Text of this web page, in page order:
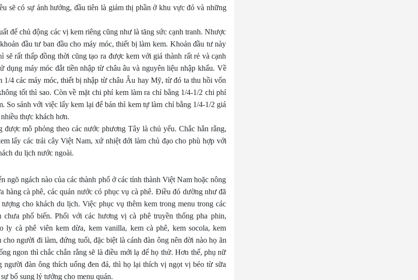
sẽ có sự ảnh hưởng, đầu tiên là giảm thị phần ở khu vực đó và những
để chủ động các vị kem riêng cũng như là tăng sức cạnh tranh. Nhược
đầu tư ban đầu cho máy móc, thiết bị làm kem. Khoản đầu tư này
rất thấp đồng thời cũng tạo ra được kem với giá thành rất rẻ và cạnh
dụng máy móc đắt tiền nhập từ châu âu và nguyên liệu nhập khẩu. Về
4 các máy móc, thiết bị nhập từ châu Âu hay Mỹ, từ đó ta thu hồi vốn
tốt thì sao. Còn về mặt chi phí kem làm ra chỉ bằng 1/4-1/2 chi phí
So sánh với việc lấy kem lại để bán thì kem tự làm chỉ bằng 1/4-1/2 giá
thực khách hơn.
mô phỏng theo các nước phương Tây là chủ yếu. Chắc hẳn rằng,
lấy các trái cây Việt Nam, xứ nhiệt đới làm chủ đạo cho phù hợp với
du lịch nước ngoài.
ngõ ngách nào của các thành phố ở các tỉnh thành Việt Nam hoặc nông
hàng cà phê, các quán nước có phục vụ cà phê. Điều đó dường như đã
cho khách du lịch. Việc phục vụ thêm kem trong menu trong các
phổ biến. Phối với các hương vị cà phê truyền thống pha phin,
ly cà phê viên kem dừa, kem vanilla, kem cà phê, kem socola, kem
người đi làm, đứng tuổi, đặc biệt là cánh đàn ông nên đời nào họ ăn
ngon thì chắc chắn rằng sẽ là điều mới lạ để họ thử. Hơn thế, phụ nữ
đàn ông thích uống đen đá, thì họ lại thích vị ngọt vị béo từ sữa
bổ sung lý tưởng cho menu quán.